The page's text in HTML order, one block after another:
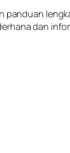
panduan
dan